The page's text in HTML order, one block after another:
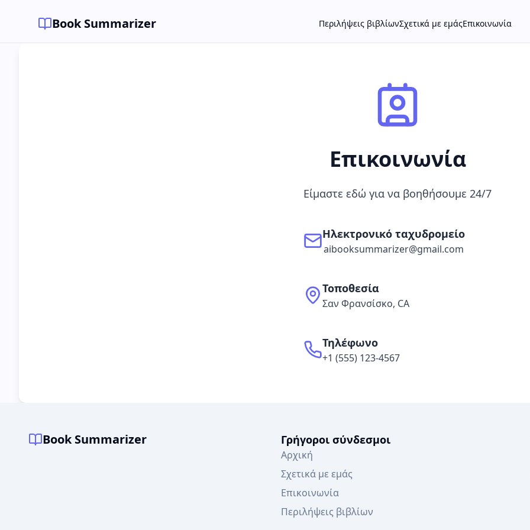
Book Summarizer Περιλήψεις βιβλίωνΣχετικά με εμάςΕπικοινωνία
Επικοινωνία
Είμαστε εδώ για να βοηθήσουμε 24/7
Ηλεκτρονικό ταχυδρομείο
aibooksummarizer@gmail.com
Τοποθεσία
Σαν Φρανσίσκο, CA
Τηλέφωνο
+1 (555) 123-4567
Book Summarizer Γρήγοροι σύνδεσμοι
Αρχική
Σχετικά με εμάς
Επικοινωνία
Περιλήψεις βιβλίων